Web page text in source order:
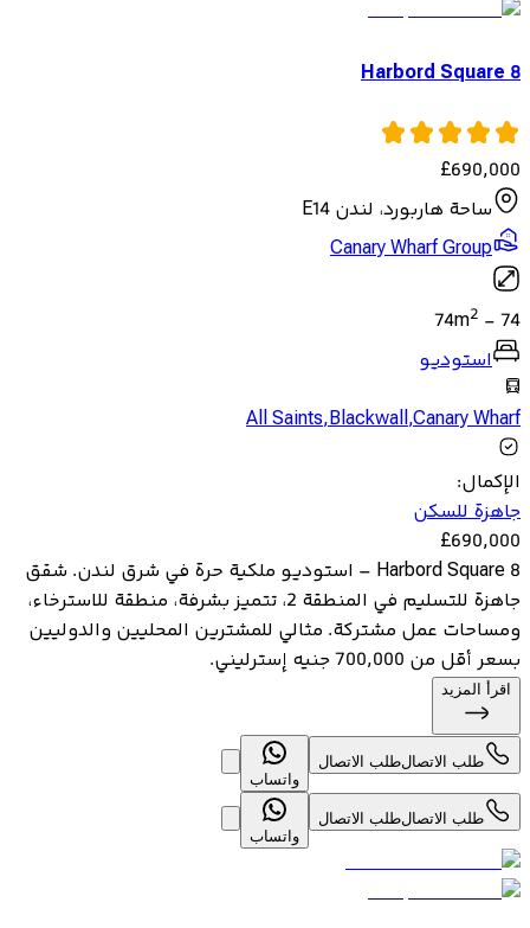
8 Harbord Square
£690,000
ساحة هاربورد، لندن E14
Canary Wharf Group
74
-
74m2
استوديو
All Saints,Blackwall,Canary Wharf
الإكمال:
جاهزة للسكن
£690,000
8 Harbord Square – استوديو ملكية حرة في شرق لندن. شقق
جاهزة للتسليم في المنطقة 2، تتميز بشرفة، منطقة للاسترخاء،
ومساحات عمل مشتركة. مثالي للمشترين المحليين والدوليين
بسعر أقل من 700,000 جنيه إسترليني.
اقرأ المزيد
طلب الاتصالطلب الاتصال
واتساب
طلب الاتصالطلب الاتصال
واتساب